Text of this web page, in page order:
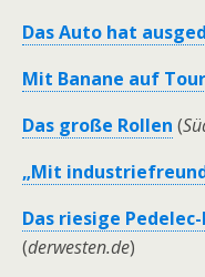
Das Auto hat
Mit Banane auf Tour
Das große Rollen (
„Mit
Das riesige
(derwesten.de)